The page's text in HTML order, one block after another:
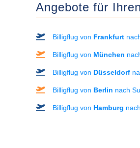
Angebote für
Billigflug von Frankfurt
Billigflug von München
Billigflug von Düsseldorf
Billigflug von Berlin nach
Billigflug von Hamburg